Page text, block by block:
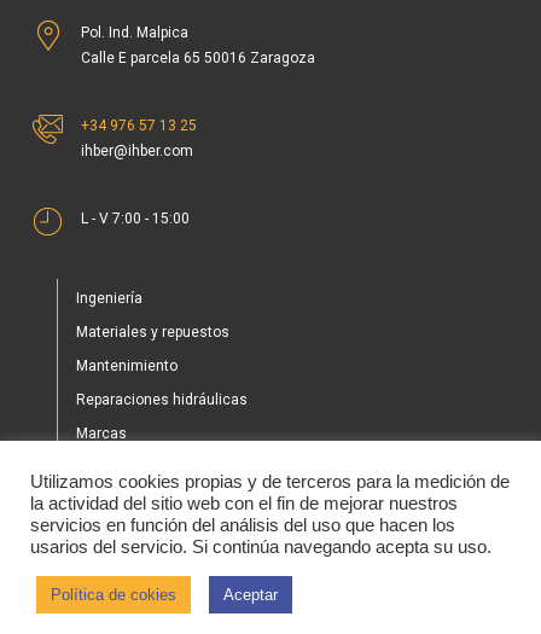
Pol. Ind. Malpica
Calle E parcela 65 50016 Zaragoza
+34 976 57 13 25
ihber@ihber.com
L - V 7:00 - 15:00
Ingeniería
Materiales y repuestos
Mantenimiento
Reparaciones hidráulicas
Marcas
Tienda
Noticias
Utilizamos cookies propias y de terceros para la medición de
la actividad del sitio web con el fin de mejorar nuestros
servicios en función del análisis del uso que hacen los
usarios del servicio. Si continúa navegando acepta su uso.
Política de cokies Aceptar